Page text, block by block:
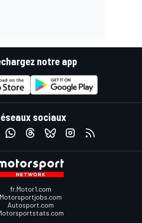
notre app
sociaux
fr.Motor1.com
Motorsportjobs.com
Autosport.com